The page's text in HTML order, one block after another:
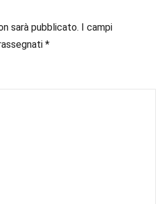
sarà pubblicato. I campi
*